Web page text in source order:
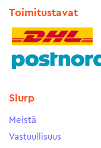
Toimitustavat
Slurp
Meistä
Vastuullisuus